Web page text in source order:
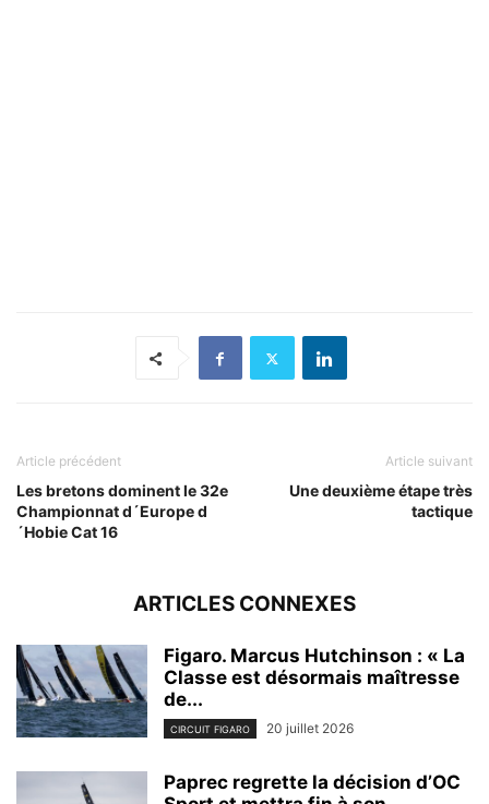
Article précédent
Les bretons dominent le 32e
Championnat d´Europe d
´Hobie Cat 16
Article suivant
Une deuxième étape très
tactique
ARTICLES CONNEXES
Figaro. Marcus Hutchinson : « La
Classe est désormais maîtresse
de...
CIRCUIT FIGARO 20 juillet 2026
Paprec regrette la décision d’OC